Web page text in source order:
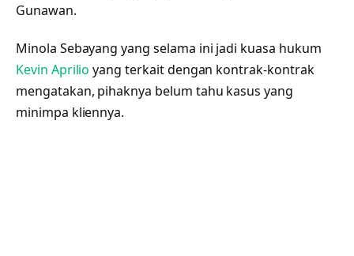
Gunawan.
Minola Sebayang yang selama ini jadi kuasa hukum
Kevin Aprilio yang terkait dengan kontrak-kontrak
mengatakan, pihaknya belum tahu kasus yang
minimpa kliennya.